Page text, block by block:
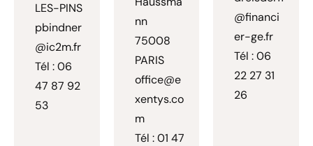
LES-PINS
pbindner
@ic2m.fr
Tél : 06
47 87 92
53
nn
75008
PARIS
office@e
xentys.co
m
Tél : 01 47
@financi
er-ge.fr
Tél : 06
22 27 31
26